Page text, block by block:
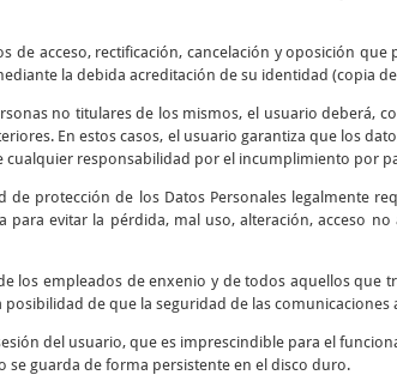
de acceso, rectificación, cancelación y oposición
la debida acreditación de su identidad (copia
no titulares de los mismos, el usuario deberá,
En estos casos, el usuario garantiza que los
responsabilidad por el incumplimiento por
protección de los Datos Personales legalmente
evitar la pérdida, mal uso, alteración, acceso
los empleados de enxenio y de todos aquellos que
de que la seguridad de las comunicaciones
del usuario, que es imprescindible para el
se guarda de forma persistente en el disco duro.